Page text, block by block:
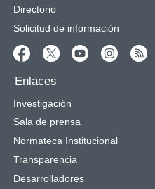
Directorio
Solicitud de información
Enlaces
Investigación
Sala de prensa
Normateca Institucional
Transparencia
Desarrolladores